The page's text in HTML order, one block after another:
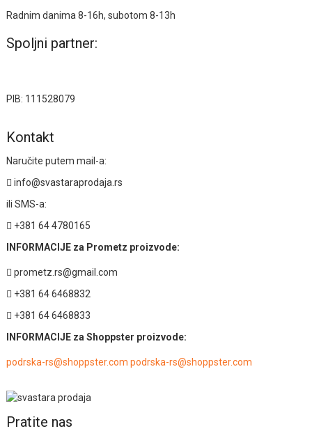
Radnim danima 8-16h, subotom 8-13h
Spoljni partner:
PIB: 111528079
Kontakt
Naručite putem mail-a:
info@svastaraprodaja.rs
ili SMS-a:
+381 64 4780165
INFORMACIJE za Prometz proizvode:
prometz.rs@gmail.com
+381 64 6468832
+381 64 6468833
INFORMACIJE za Shoppster proizvode:
podrska-rs@shoppster.com podrska-rs@shoppster.com
Pratite nas